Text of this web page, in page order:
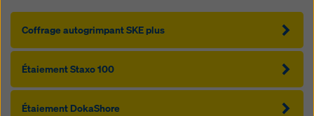
Coffrage autogrimpant SKE plus
Étaiement Staxo 100
Étaiement DokaShore